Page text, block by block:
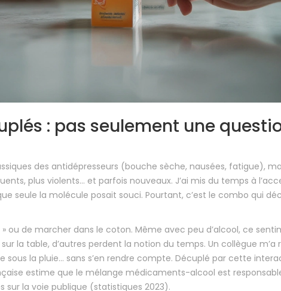
: pas seulement une
des antidépresseurs (bouche sèche, nausées, fatigue),
plus violents… et parfois nouveaux. J’ai mis du temps à
seule la molécule posait souci. Pourtant, c’est le combo qui
ou de marcher dans le coton. Même avec peu d’alcool, ce
la table, d’autres perdent la notion du temps. Un collègue m’a
la pluie… sans s’en rendre compte. Décuplé par cette
estime que le mélange médicaments-alcool est
sur la voie publique (statistiques 2023).